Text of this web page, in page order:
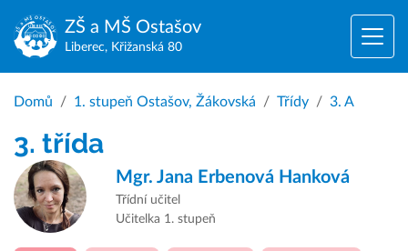
ZŠ a MŠ Ostašov
Liberec, Křižanská 80
Domů 1. stupeň Ostašov, Žákovská Třídy 3. A
3. třída
Mgr. Jana Erbenová Hanková
Třídní učitel
Učitelka 1. stupeň